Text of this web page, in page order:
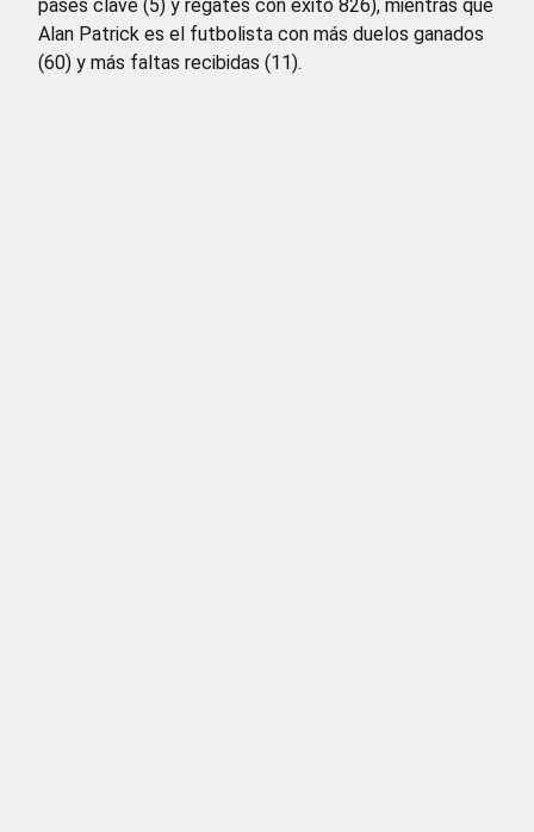
pases clave (5) y regates con éxito 826), mientras que
Alan Patrick es el futbolista con más duelos ganados
(60) y más faltas recibidas (11).